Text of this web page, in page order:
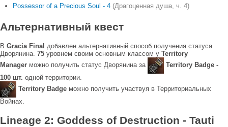
Possessor of a Precious Soul - 4 (Драгоценная душа, ч. 4)
Альтернативный квест
В Gracia Final добавлен альтернативный способ получения статуса
Дворянина. 75 уровнем своим основным классом у Territory
Manager можно получить статус Дворянина за
Territory Badge -
100 шт. одной территории.
Territory Badge можно получить участвуя в Территориальных
Войнах.
Lineage 2: Goddess of Destruction - Tauti